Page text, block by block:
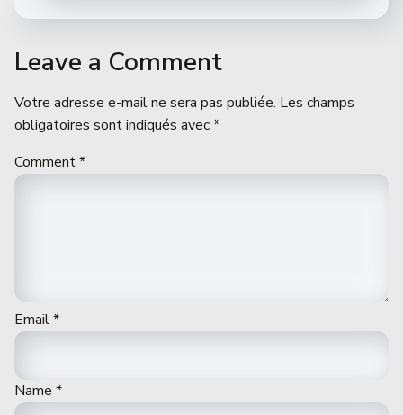
Leave a Comment
Votre adresse e-mail ne sera pas publiée. Les champs
obligatoires sont indiqués avec*
Comment*
Email*
Name *